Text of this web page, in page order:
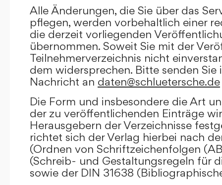
Alle Änderungen, die Sie über das
pflegen, werden vorbehaltlich einer
die derzeit vorliegenden
übernommen. Soweit Sie mit der
Teilnehmerverzeichnis nicht
dem widersprechen. Bitte senden Sie
Nachricht an daten@schluetersche.de
Die Form und insbesondere die Art
der zu veröffentlichenden Einträge
Herausgebern der Verzeichnisse
richtet sich der Verlag hierbei nach
(Ordnen von Schriftzeichenfolgen
(Schreib- und Gestaltungsregeln für
sowie der DIN 31638